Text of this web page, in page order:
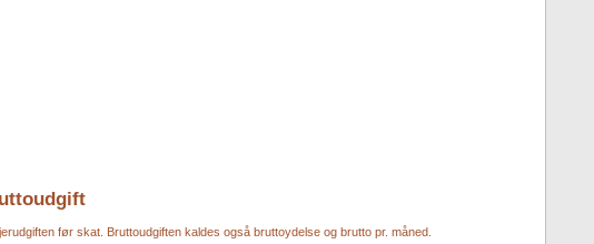
før skat. Bruttoudgiften kaldes også bruttoydelse og brutto pr. måned.